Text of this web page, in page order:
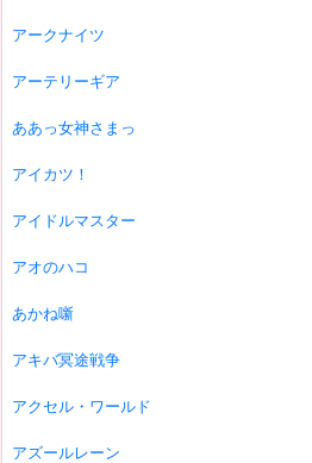
アークナイツ
アーテリーギア
ああっ女神さまっ
アイカツ！
アイドルマスター
アオのハコ
あかね噺
アキバ冥途戦争
アクセル・ワールド
アズールレーン